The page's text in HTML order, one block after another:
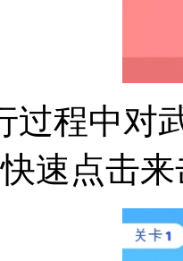
过程中对
速点击